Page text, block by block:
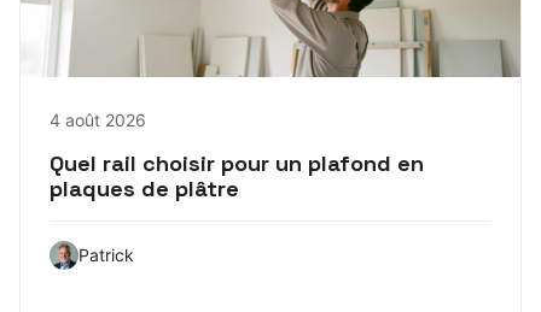
4 août 2026
Quel rail choisir pour un plafond en
plaques de plâtre
Patrick